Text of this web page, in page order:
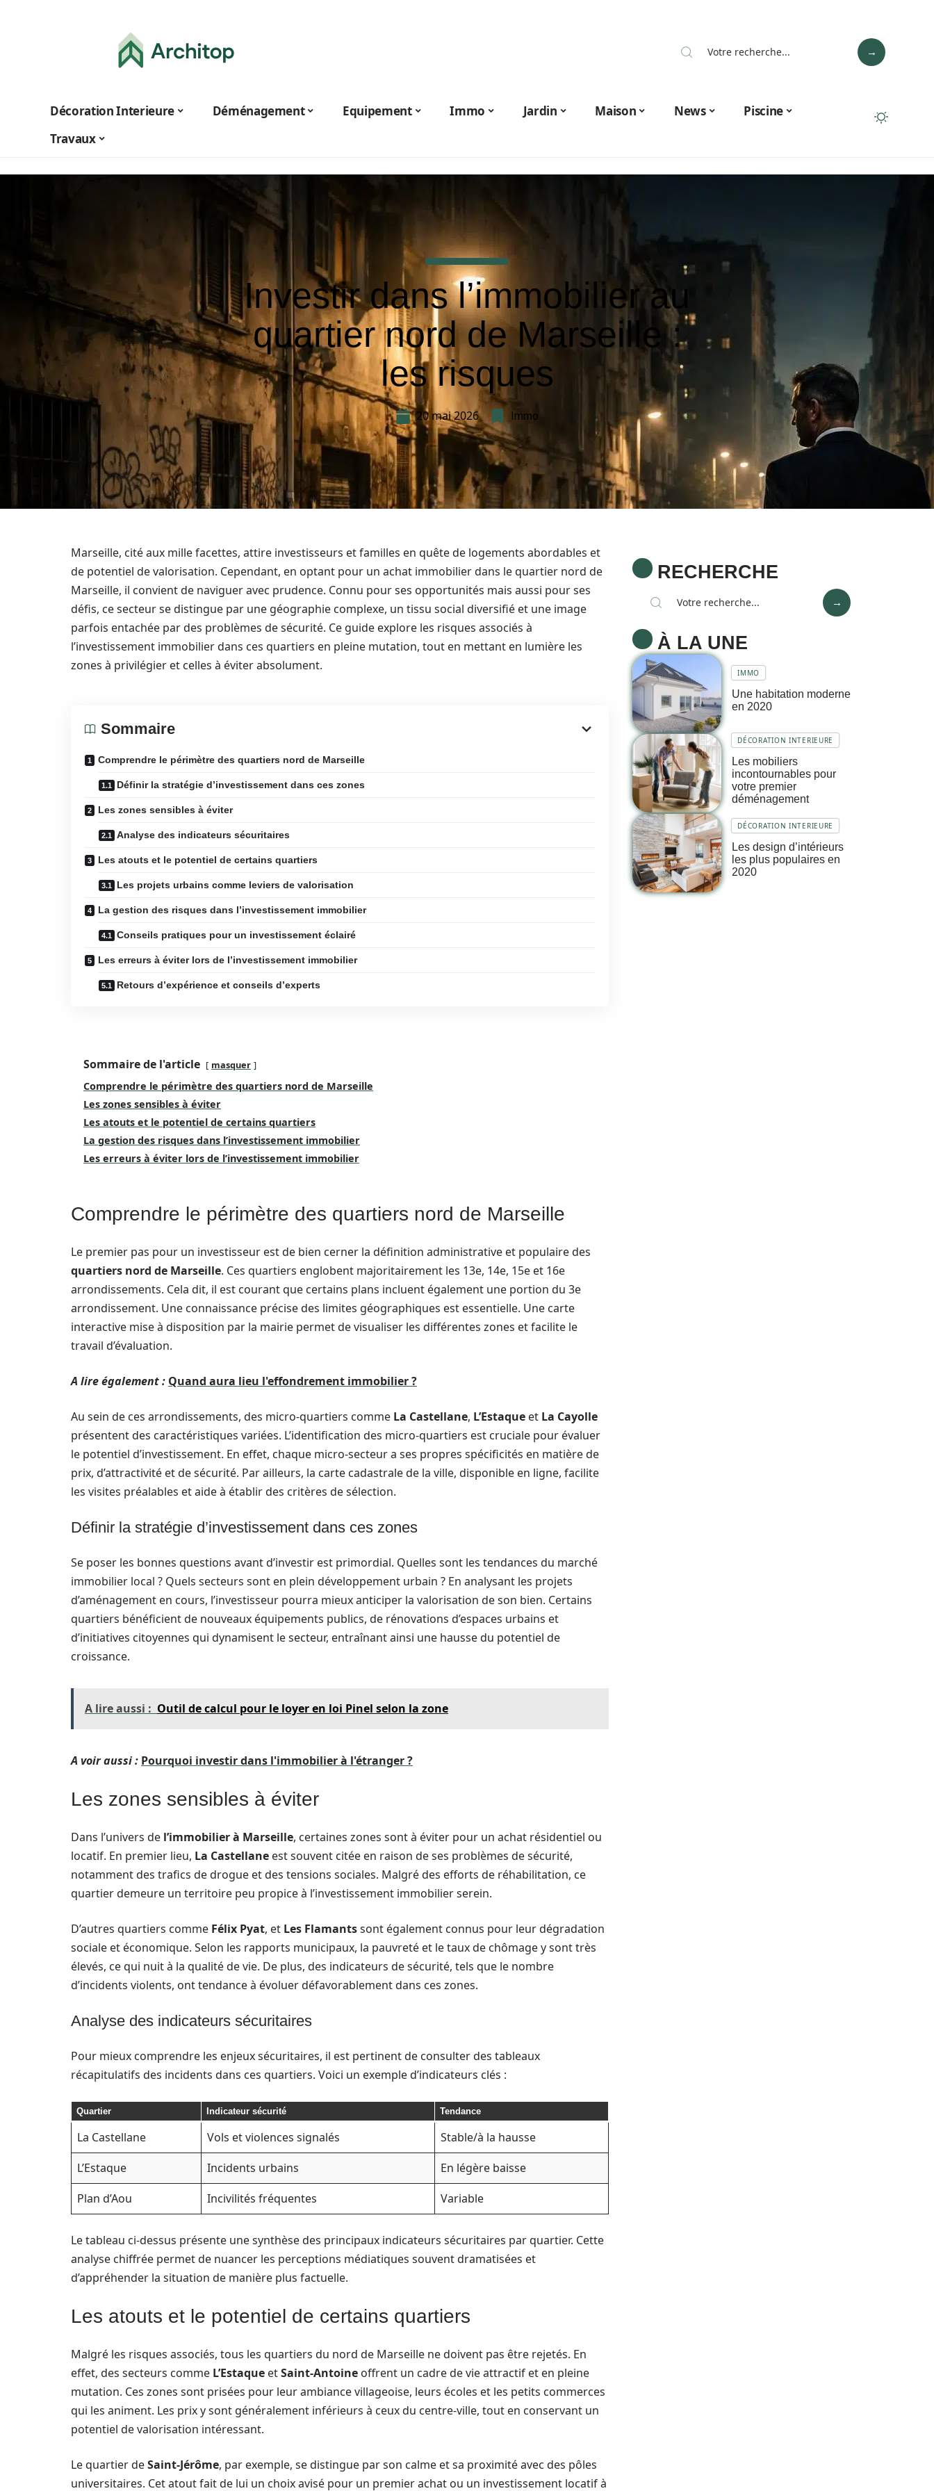
Décoration Interieure Déménagement Equipement Immo Jardin Maison News
Piscine
Travaux
Investir dans l’immobilier au
quartier nord de Marseille :
les risques
20 mai 2026 Immo
Marseille, cité aux mille facettes, attire investisseurs et familles en quête de logements abordables et
de potentiel de valorisation. Cependant, en optant pour un achat immobilier dans le quartier nord de
Marseille, il convient de naviguer avec prudence. Connu pour ses opportunités mais aussi pour ses
défis, ce secteur se distingue par une géographie complexe, un tissu social diversifié et une image
parfois entachée par des problèmes de sécurité. Ce guide explore les risques associés à
l’investissement immobilier dans ces quartiers en pleine mutation, tout en mettant en lumière les
zones à privilégier et celles à éviter absolument.
Sommaire
Comprendre le périmètre des quartiers nord de Marseille
Définir la stratégie d’investissement dans ces zones
Les zones sensibles à éviter
Analyse des indicateurs sécuritaires
Les atouts et le potentiel de certains quartiers
Les projets urbains comme leviers de valorisation
La gestion des risques dans l’investissement immobilier
Conseils pratiques pour un investissement éclairé
Les erreurs à éviter lors de l’investissement immobilier
Retours d’expérience et conseils d’experts
Sommaire de l'article masquer
Comprendre le périmètre des quartiers nord de Marseille
Les zones sensibles à éviter
Les atouts et le potentiel de certains quartiers
La gestion des risques dans l’investissement immobilier
Les erreurs à éviter lors de l’investissement immobilier
Comprendre le périmètre des quartiers nord de Marseille
Le premier pas pour un investisseur est de bien cerner la définition administrative et populaire des
quartiers nord de Marseille. Ces quartiers englobent majoritairement les 13e, 14e, 15e et 16e
arrondissements. Cela dit, il est courant que certains plans incluent également une portion du 3e
arrondissement. Une connaissance précise des limites géographiques est essentielle. Une carte
interactive mise à disposition par la mairie permet de visualiser les différentes zones et facilite le
travail d’évaluation.
A lire également : Quand aura lieu l'effondrement immobilier ?
Au sein de ces arrondissements, des micro-quartiers comme La Castellane, L’Estaque et La Cayolle
présentent des caractéristiques variées. L’identification des micro-quartiers est cruciale pour évaluer
le potentiel d’investissement. En effet, chaque micro-secteur a ses propres spécificités en matière de
prix, d’attractivité et de sécurité. Par ailleurs, la carte cadastrale de la ville, disponible en ligne, facilite
les visites préalables et aide à établir des critères de sélection.
Définir la stratégie d’investissement dans ces zones
Se poser les bonnes questions avant d’investir est primordial. Quelles sont les tendances du marché
immobilier local ? Quels secteurs sont en plein développement urbain ? En analysant les projets
d’aménagement en cours, l’investisseur pourra mieux anticiper la valorisation de son bien. Certains
quartiers bénéficient de nouveaux équipements publics, de rénovations d’espaces urbains et
d’initiatives citoyennes qui dynamisent le secteur, entraînant ainsi une hausse du potentiel de
croissance.
A lire aussi : Outil de calcul pour le loyer en loi Pinel selon la zone
A voir aussi : Pourquoi investir dans l'immobilier à l'étranger ?
Les zones sensibles à éviter
Dans l’univers de l’immobilier à Marseille, certaines zones sont à éviter pour un achat résidentiel ou
locatif. En premier lieu, La Castellane est souvent citée en raison de ses problèmes de sécurité,
notamment des trafics de drogue et des tensions sociales. Malgré des efforts de réhabilitation, ce
quartier demeure un territoire peu propice à l’investissement immobilier serein.
D’autres quartiers comme Félix Pyat, et Les Flamantssont également connus pour leur dégradation
sociale et économique. Selon les rapports municipaux, la pauvreté et le taux de chômage y sont très
élevés, ce qui nuit à la qualité de vie. De plus, des indicateurs de sécurité, tels que le nombre
d’incidents violents, ont tendance à évoluer défavorablement dans ces zones.
Analyse des indicateurs sécuritaires
Pour mieux comprendre les enjeux sécuritaires, il est pertinent de consulter des tableaux
récapitulatifs des incidents dans ces quartiers. Voici un exemple d’indicateurs clés :
Quartier Indicateur sécurité Tendance
La Castellane Vols et violences signalés
Stable/à la hausse
L’Estaque
Incidents urbains
En légère baisse
Plan d’Aou
Incivilités fréquentes Variable
Le tableau ci-dessus présente une synthèse des principaux indicateurs sécuritaires par quartier. Cette
analyse chiffrée permet de nuancer les perceptions médiatiques souvent dramatisées et
d’appréhender la situation de manière plus factuelle.
Les atouts et le potentiel de certains quartiers
Malgré les risques associés, tous les quartiers du nord de Marseille ne doivent pas être rejetés. En
effet, des secteurs comme L’Estaque etSaint-Antoine offrent un cadre de vie attractif et en pleine
mutation. Ces zones sont prisées pour leur ambiance villageoise, leurs écoles et les petits commerces
qui les animent. Les prix y sont généralement inférieurs à ceux du centre-ville, tout en conservant un
potentiel de valorisation intéressant.
Le quartier deSaint-Jérôme, par exemple, se distingue par son calme et sa proximité avec des pôles
universitaires. Cet atout fait de lui un choix avisé pour un premier achat ou un investissement locatif à
RECHERCHE
À LA UNE
IMMO
Une habitation moderne
en 2020
DÉCORATION INTERIEURE
Les mobiliers
incontournables pour
votre premier
déménagement
DÉCORATION INTERIEURE
Les design d’intérieurs
les plus populaires en
2020